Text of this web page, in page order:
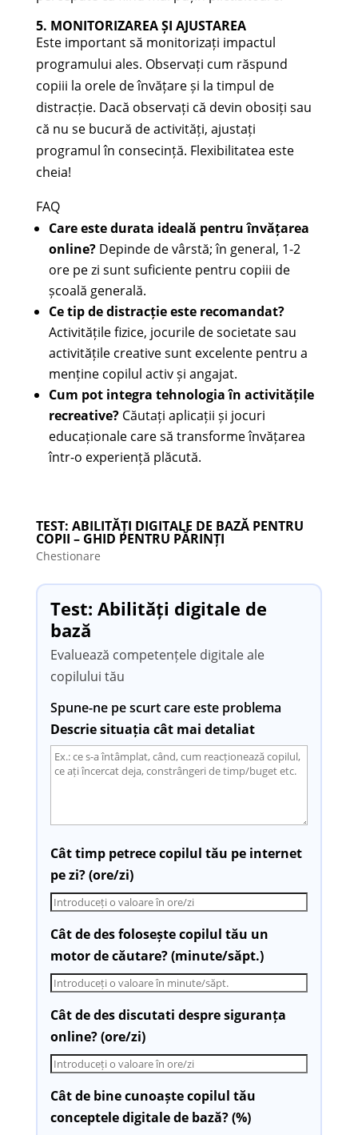
5. MONITORIZAREA ȘI AJUSTAREA
Este important să monitorizați impactul
programului ales. Observați cum răspund
copiii la orele de învățare și la timpul de
distracție. Dacă observați că devin obosiți sau
că nu se bucură de activități, ajustați
programul în consecință. Flexibilitatea este
cheia!
FAQ
Care este durata ideală pentru învățarea
online?Depinde de vârstă; în general, 1-2
ore pe zi sunt suficiente pentru copiii de
școală generală.
Ce tip de distracție este recomandat?
Activitățile fizice, jocurile de societate sau
activitățile creative sunt excelente pentru a
menține copilul activ și angajat.
Cum pot integra tehnologia în activitățile
recreative?Căutați aplicații și jocuri
educaționale care să transforme învățarea
într-o experiență plăcută.
TEST: ABILITĂȚI DIGITALE DE BAZĂ PENTRU
COPII – GHID PENTRU PĂRINȚI
Chestionare
Test: Abilități digitale de
bază
Evaluează competențele digitale ale
copilului tău
Spune-ne pe scurt care este problema
Descrie situația cât mai detaliat
Cât timp petrece copilul tău pe internet
pe zi? (ore/zi)
Cât de des folosește copilul tău un
motor de căutare? (minute/săpt.)
Cât de des discutati despre siguranța
online? (ore/zi)
Cât de bine cunoaște copilul tău
conceptele digitale de bază? (%)